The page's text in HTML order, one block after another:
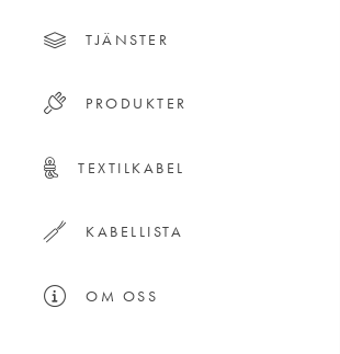
TJÄNSTER
PRODUKTER
TEXTILKABEL
KABELLISTA
OM OSS